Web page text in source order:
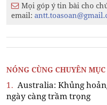
Mọi góp ý tin bài cho
email:
NÓNG CÙNG CHUYÊN MỤC
1. Australia: Khủng
ngày càng trầm trọng